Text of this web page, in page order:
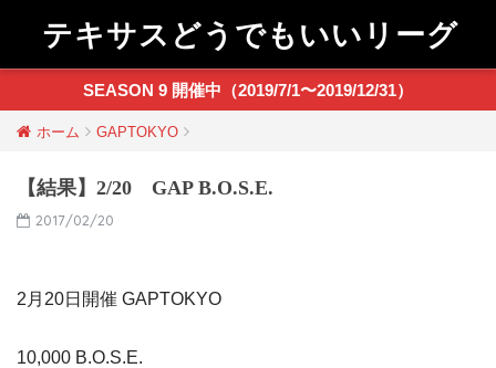
テキサスどうでもいいリーグ
SEASON 9 開催中（2019/7/1〜2019/12/31）
ホーム GAPTOKYO
【結果】2/20 GAP B.O.S.E.
2017/02/20
2月20日開催 GAPTOKYO
10,000 B.O.S.E.